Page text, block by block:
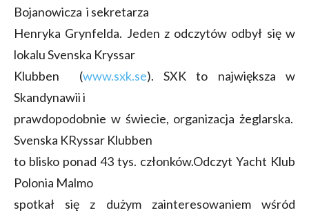
Bojanowicza i sekretarza
Henryka Grynfelda. Jeden z odczytów odbył się w
lokalu Svenska Kryssar
Klubben (www.sxk.se). SXK to największa w
Skandynawii i
prawdopodobnie w świecie, organizacja żeglarska.
Svenska KRyssar Klubben
to blisko ponad 43 tys. członków.Odczyt Yacht Klub
Polonia Malmo
spotkał się z dużym zainteresowaniem wśród